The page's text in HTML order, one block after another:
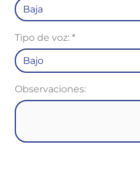
Tipo de voz: *
Observaciones: